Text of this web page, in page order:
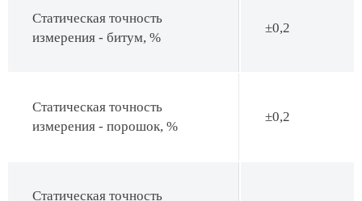
Статическая точность
измерения - битум, %
±0,2
Статическая точность
измерения - порошок, %
±0,2
Статическая точность